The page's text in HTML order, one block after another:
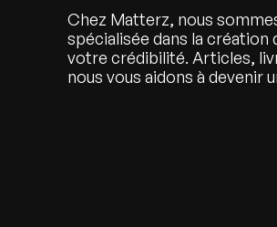
Chez Matterz, nous
spécialisée dans la
votre crédibilité. Articles,
nous vous aidons à devenir